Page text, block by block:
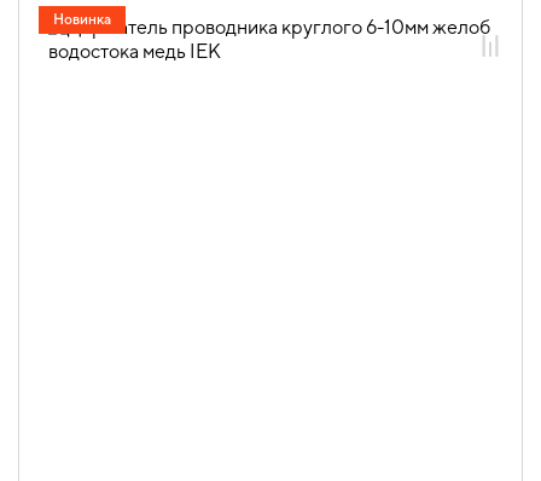
Новинка